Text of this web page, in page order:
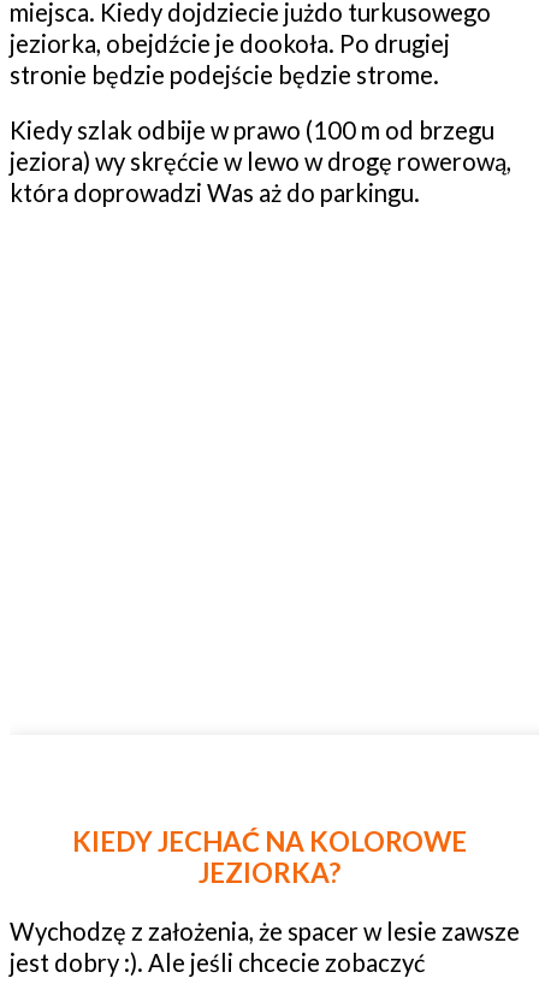
miejsca. Kiedy dojdziecie jużdo turkusowego
jeziorka, obejdźcie je dookoła. Po drugiej
stronie będzie podejście będzie strome.
Kiedy szlak odbije w prawo (100 m od brzegu
jeziora) wy skręćcie w lewo w drogę rowerową,
która doprowadzi Was aż do parkingu.
KIEDY JECHAĆ NA KOLOROWE
JEZIORKA?
Wychodzę z założenia, że spacer w lesie zawsze
jest dobry :). Ale jeśli chcecie zobaczyć